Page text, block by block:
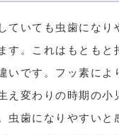
ていても虫歯になり
す。これはもともと
いです。フッ素によ
え変わりの時期の小
虫歯になりやすいと